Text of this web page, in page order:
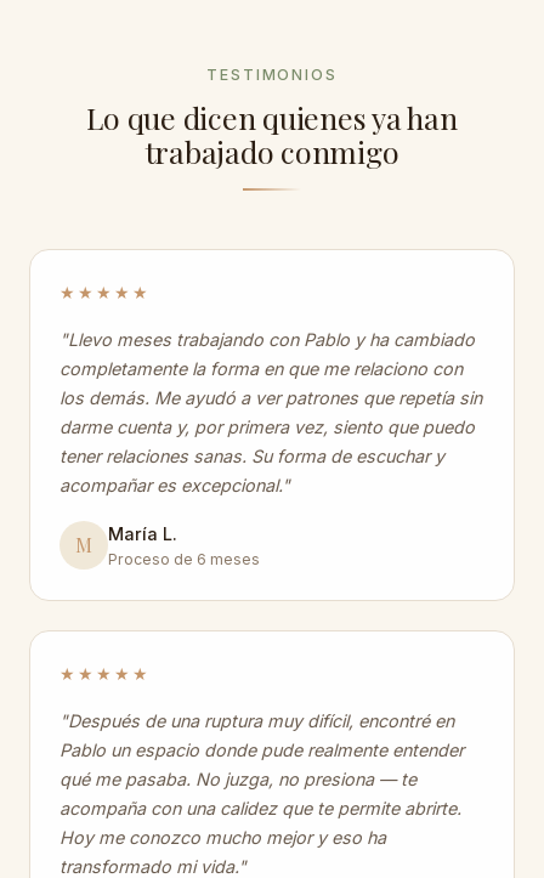
TESTIMONIOS
Lo que dicen quienes ya han
trabajado conmigo
★★★★★
"Llevo meses trabajando con Pablo y ha cambiado
completamente la forma en que me relaciono con
los demás. Me ayudó a ver patrones que repetía sin
darme cuenta y, por primera vez, siento que puedo
tener relaciones sanas. Su forma de escuchar y
acompañar es excepcional."
M María L.
Proceso de 6 meses
★★★★★
"Después de una ruptura muy difícil, encontré en
Pablo un espacio donde pude realmente entender
qué me pasaba. No juzga, no presiona — te
acompaña con una calidez que te permite abrirte.
Hoy me conozco mucho mejor y eso ha
transformado mi vida."